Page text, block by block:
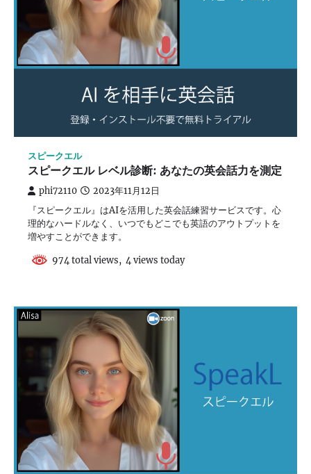
スピークエル
スピークエル レベル診断: あなたの英会話力を測定
phi72110 2023年11月12日
『スピークエル』はAIを活用した英会話練習サービスです。心
理的なハードルなく、いつでもどこでも英語のアウトプットを
増やすことができます。
974 total views, 4 views today